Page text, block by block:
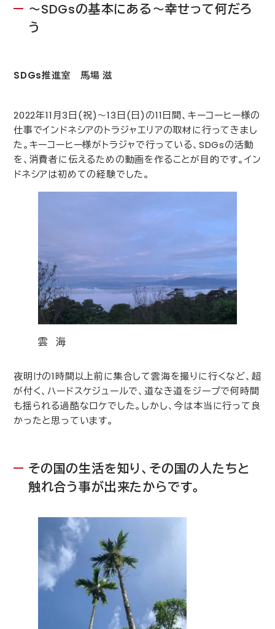
～SDGsの基本にある～幸せって何だろ
う
SDGs推進室 馬場 滋
2022年11月3日(祝)～13日(日)の11日間、キーコーヒー様の
仕事でインドネシアのトラジャエリアの取材に行ってきまし
た。キーコーヒー様がトラジャで行っている、 SDGsの活動
を、消費者に伝えるための動画を作ることが目的です。イン
ドネシアは初めての経験でした。
雲 海
夜明けの1時間以上前に集合して雲海を撮りに行くなど、超
が付く、ハードスケジュールで、道なき道をジープで何時間
も揺られる過酷なロケでした。しかし、今は本当に行って良
かったと思っています。
その国の生活を知り、その国の人たちと
触れ合う事が出来たからです。